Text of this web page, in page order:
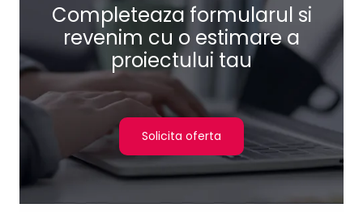
Completeaza formularul si
revenim cu o estimare a
proiectului tau
Solicita oferta